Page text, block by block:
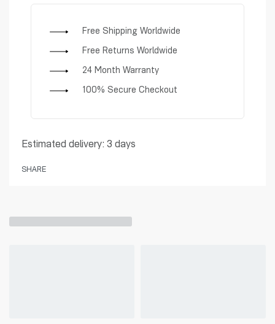
Free Shipping Worldwide
Free Returns Worldwide
24 Month Warranty
100% Secure Checkout
Estimated delivery: 3 days
SHARE